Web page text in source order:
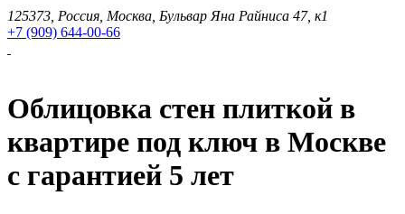
125373, Россия, Москва, Бульвар Яна Райниса 47, к1
+7 (909) 644-00-66
Облицовка стен плиткой в
квартире под ключ в Москве
с гарантией 5 лет